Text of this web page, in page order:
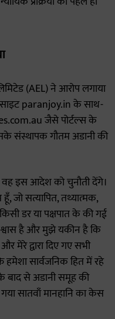
(AEL) ने आरोप लगाया
paranjoy.in के साथ-
जैसे पोर्टल्स के
संस्थापक गौतम अडानी की
इस आदेश को चुनौती देंगे।
हूँ, जो सत्यापित, तथ्यात्मक,
डर या पक्षपात के की गई
है और मुझे यकीन है कि
मेरे द्वारा दिए गए सभी
सार्वजनिक हित में रहे
बाद से अडानी समूह की
सातवाँ मानहानि का केस